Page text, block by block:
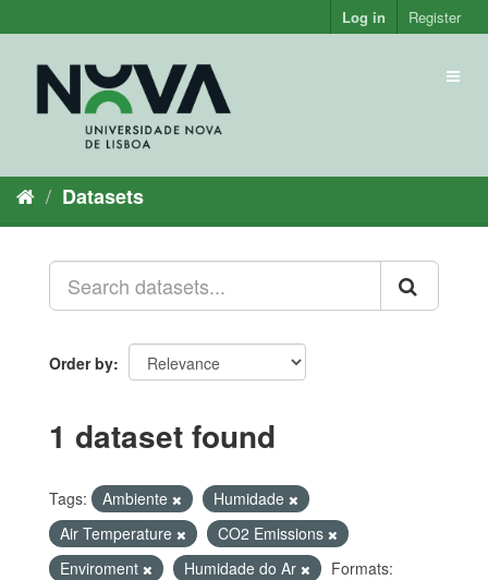
to
Log in Register
Datasets
Order by
1 dataset found
Tags: Ambiente
Humidade
Air Temperature
CO2 Emissions
Enviroment
Humidade do Ar
Formats: